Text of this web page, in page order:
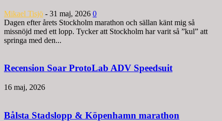
Mikael Tisjö - 31 maj, 2026 0
Dagen efter årets Stockholm marathon och sällan känt mig så
missnöjd med ett lopp. Tycker att Stockholm har varit så ”kul” att
springa med den...
Recension Soar ProtoLab ADV Speedsuit
16 maj, 2026
Bålsta Stadslopp & Köpenhamn marathon